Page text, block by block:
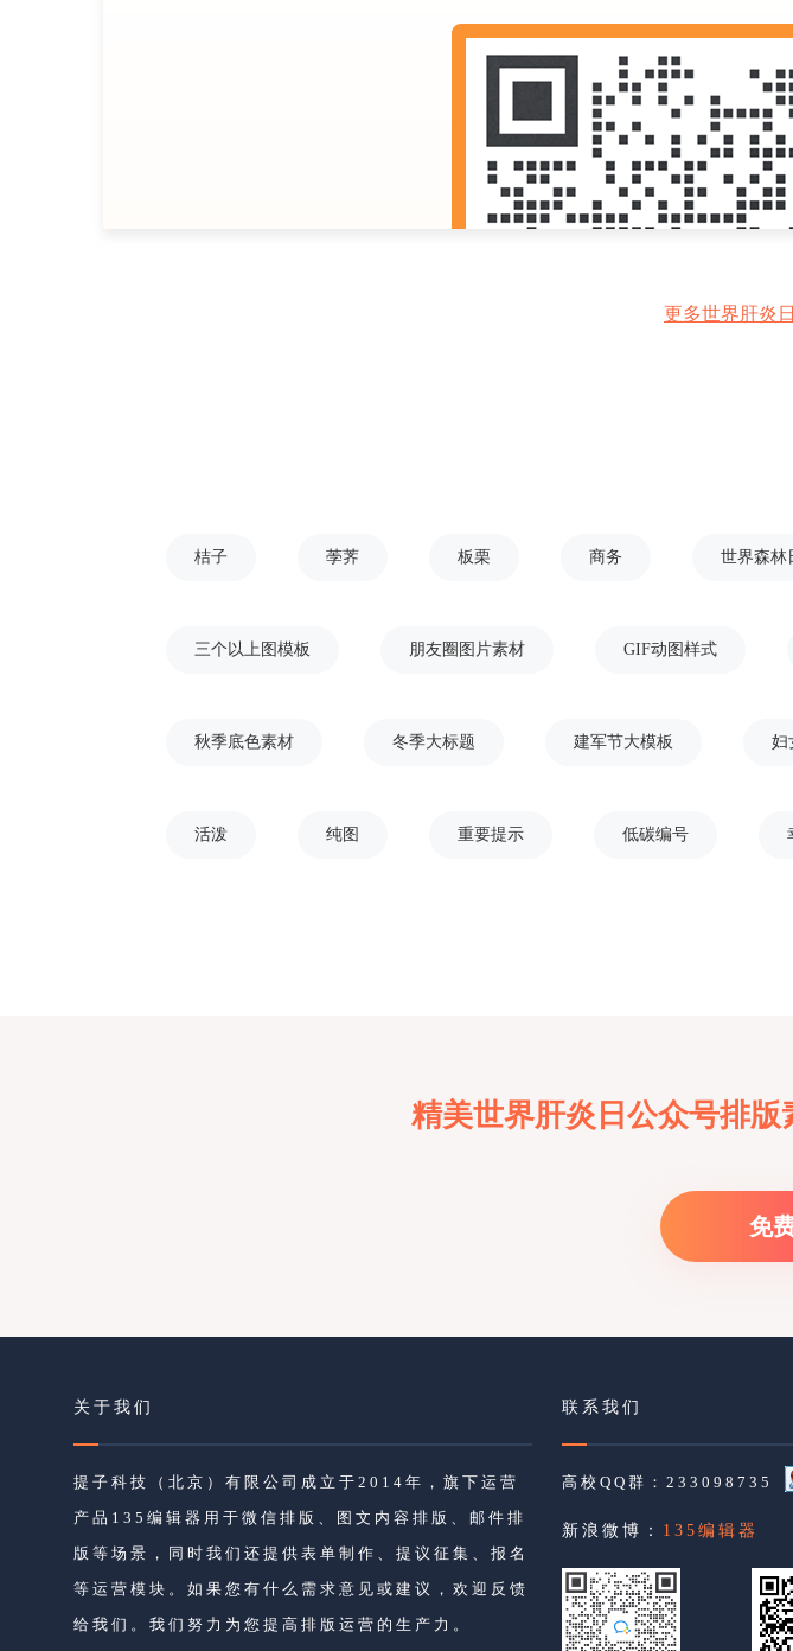
更多世界肝炎
桔子 荸荠 板栗 商务 世界森林
三个以上图模板 朋友圈图片素材 GIF动图样式
秋季底色素材 冬季大标题 建军节大模板 妇
活泼 纯图 重要提示 低碳编号
精美世界肝炎日公众号排
免
关于我们
提子科技（北京）有限公司成立于2014年，旗下运营
产品135编辑器用于微信排版、图文内容排版、邮件排
版等场景，同时我们还提供表单制作、提议征集、报名
等运营模块。如果您有什么需求意见或建议，欢迎反馈
给我们。我们努力为您提高排版运营的生产力。
联系我们
高校QQ群：233098735
新浪微博： 135编辑器